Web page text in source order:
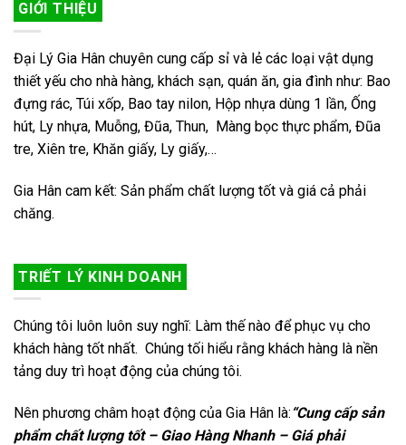
GIỚI THIỆU
Đại Lý Gia Hân chuyên cung cấp sỉ và lẻ các loại vật dụng
thiết yếu cho nhà hàng, khách sạn, quán ăn, gia đình như: Bao
đựng rác, Túi xốp, Bao tay nilon, Hộp nhựa dùng 1 lần, Ống
hút, Ly nhựa, Muỗng, Đũa, Thun, Màng bọc thực phẩm, Đũa
tre, Xiên tre, Khăn giấy, Ly giấy,…
Gia Hân cam kết: Sản phẩm chất lượng tốt và giá cả phải
chăng.
TRIẾT LÝ KINH DOANH
Chúng tôi luôn luôn suy nghĩ: Làm thế nào để phục vụ cho
khách hàng tốt nhất. Chúng tối hiểu rằng khách hàng là nền
tảng duy trì hoạt động của chúng tôi.
Nên phương châm hoạt động của Gia Hân là: “Cung cấp sản
phẩm chất lượng tốt – Giao Hàng Nhanh – Giá phải